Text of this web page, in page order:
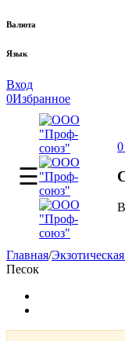
Валюта
Язык
Вход
0Избранное
0
Главная/
Песок